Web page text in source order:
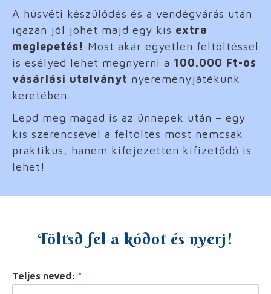
A húsvéti készülődés és a vendégvárás után
igazán jól jöhet majd egy kis extra
meglepetés! Most akár egyetlen feltöltéssel
is esélyed lehet megnyerni a 100.000 Ft-os
vásárlási utalványt nyereményjátékunk
keretében.
Lepd meg magad is az ünnepek után – egy
kis szerencsével a feltöltés most nemcsak
praktikus, hanem kifejezetten kifizetődő is
lehet!
Töltsd fel a kódot és nyerj!
Teljes neved: *